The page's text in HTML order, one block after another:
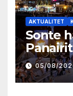
AKTUALITET
Sonte
05/08/